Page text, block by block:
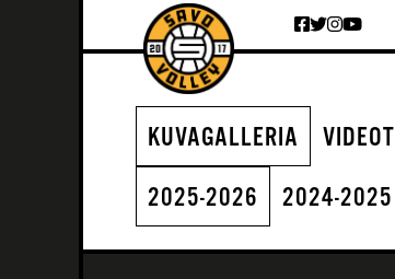
KUVAGALLERIA
VIDEOT
2025-2026
2024-2025